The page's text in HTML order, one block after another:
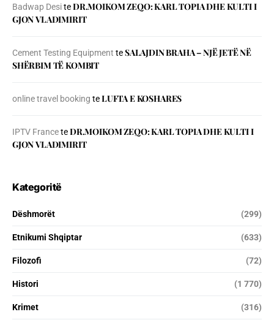
Badwap DesiteDR.MOIKOM ZEQO: KARL TOPIA DHE KULTI I
GJON VLADIMIRIT
Cement Testing Equipment teSALAJDIN BRAHA – NJЁ JETЁ NЁ
SHЁRBIM TЁ KOMBIT
online travel booking teLUFTA E KOSHARES
IPTV FranceteDR.MOIKOM ZEQO: KARL TOPIA DHE KULTI I
GJON VLADIMIRIT
Kategoritë
Dëshmorët (299)
Etnikumi Shqiptar (633)
Filozofi (72)
Histori (1 770)
Krimet (316)